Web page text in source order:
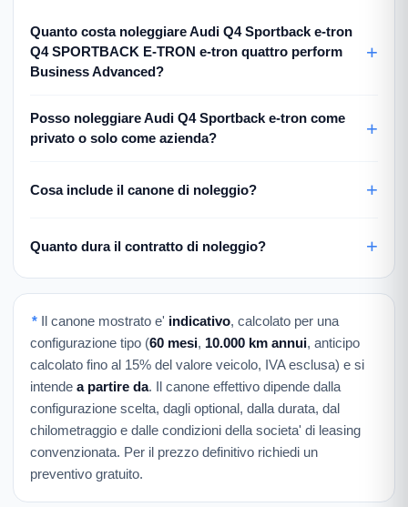
Quanto costa noleggiare Audi Q4 Sportback e-tron
Q4 SPORTBACK E-TRON e-tron quattro perform
Business Advanced?
Posso noleggiare Audi Q4 Sportback e-tron come
privato o solo come azienda?
Cosa include il canone di noleggio?
Quanto dura il contratto di noleggio?
* Il canone mostrato e' indicativo, calcolato per una
configurazione tipo (60 mesi, 10.000 km annui, anticipo
calcolato fino al 15% del valore veicolo, IVA esclusa) e si
intende a partire da. Il canone effettivo dipende dalla
configurazione scelta, dagli optional, dalla durata, dal
chilometraggio e dalle condizioni della societa' di leasing
convenzionata. Per il prezzo definitivo richiedi un
preventivo gratuito.